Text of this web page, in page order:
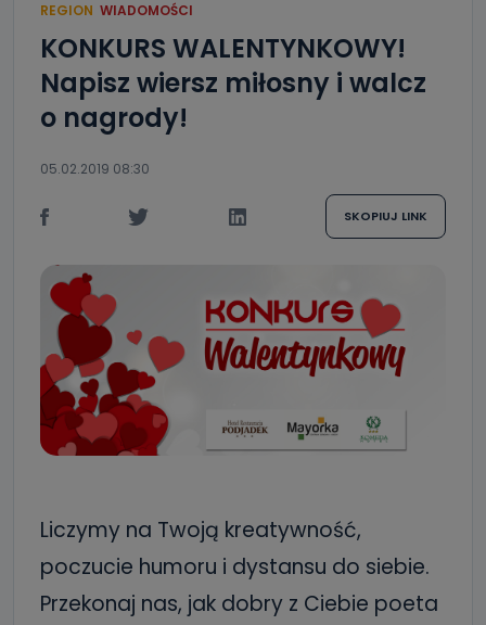
REGION WIADOMOŚCI
KONKURS WALENTYNKOWY!
Napisz wiersz miłosny i walcz
o nagrody!
05.02.2019 08:30
SKOPIUJ LINK
Liczymy na Twoją kreatywność,
poczucie humoru i dystansu do siebie.
Przekonaj nas, jak dobry z Ciebie poeta